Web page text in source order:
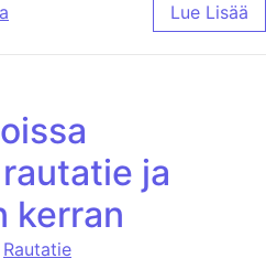
Lue Lisää
ja
kerran
Rautatie